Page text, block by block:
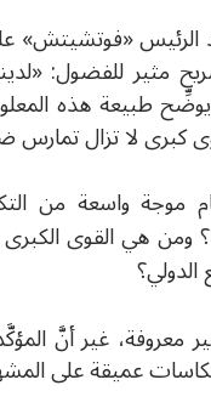
الرئيس
مثير للفضول:
طبيعة هذه
كبرى لا تزال
موجة واسعة من
هي القوى الكبرى
معروفة، غير أنَّ
عميقة على